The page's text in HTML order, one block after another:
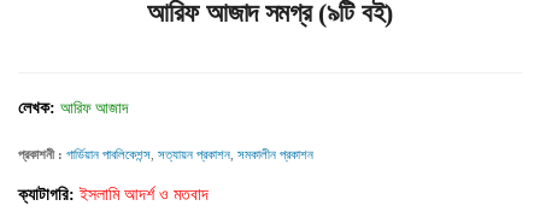
আরিফ আজাদ সমগ্র (৯টি বই)
লেখক: আরিফ আজাদ
প্রকাশনী : গার্ডিয়ান পাবলিকেশন্স সত্যায়ন প্রকাশন সমকালীন প্রকাশন
ক্যাটাগরি: ইসলামি আদর্শ ও মতবাদ